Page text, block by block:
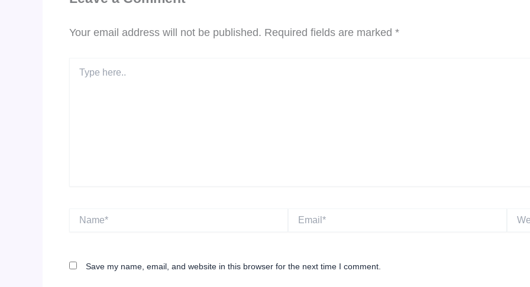
Your email address will not be published. Required fields are marked *
here..
Save my name, email, and website in this browser for the next time I comment.